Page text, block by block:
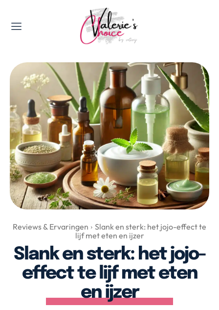
Valerie's Topics
Travel & Culture
Food & Drinks
Happyness & Opmerkelijk
Lifestyle, Sport & Duurzaamheid
Gadgets & Tech
Top 5 van Valerie
Health & Beauty
Huis & Tuin
Nieuws & Media
Over Valerie
Over Valerie
De Top 5
Contact
VALERIE'S CHOICE
Reviews & Ervaringen
Slank en sterk: het jojo-effect te
lijf met eten en ijzer
Slank en sterk: het jojo-
effect te lijf met eten
en ijzer